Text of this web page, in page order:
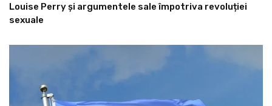
Louise Perry și argumentele sale împotriva revoluției
sexuale